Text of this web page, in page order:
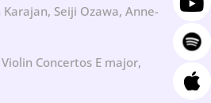
Seiji Ozawa, Anne-
Concertos E major,